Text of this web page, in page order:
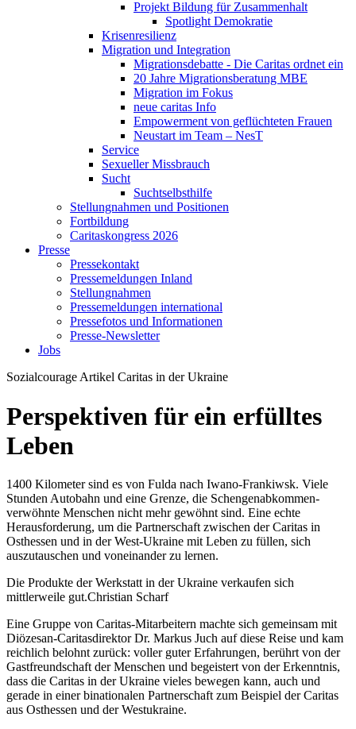
Projekt Bildung für Zusammenhalt
Spotlight Demokratie
Krisenresilienz
Migration und Integration
Migrationsdebatte - Die Caritas ordnet ein
20 Jahre Migrationsberatung MBE
Migration im Fokus
neue caritas Info
Empowerment von geflüchteten Frauen
Neustart im Team – NesT
Service
Sexueller Missbrauch
Sucht
Suchtselbsthilfe
Stellungnahmen und Positionen
Fortbildung
Caritaskongress 2026
Presse
Pressekontakt
Pressemeldungen Inland
Stellungnahmen
Pressemeldungen international
Pressefotos und Informationen
Presse-Newsletter
Jobs
Sozialcourage Artikel Caritas in der Ukraine
Perspektiven für ein erfülltes
Leben
1400 Kilometer sind es von Fulda nach Iwano-Frankiwsk. Viele
Stunden Autobahn und eine Grenze, die Schengenabkommen-
verwöhnte Menschen nicht mehr gewöhnt sind. Eine echte
Herausforderung, um die Partnerschaft zwischen der Caritas in
Osthessen und in der West-Ukraine mit Leben zu füllen, sich
auszutauschen und voneinander zu lernen.
Die Produkte der Werkstatt in der Ukraine verkaufen sich
mittlerweile gut.Christian Scharf
Eine Gruppe von Caritas-Mitarbeitern machte sich gemeinsam mit
Diözesan-Caritasdirektor Dr. Markus Juch auf diese Reise und kam
reichlich belohnt zurück: voller guter Erfahrungen, berührt von der
Gastfreundschaft der Menschen und begeistert von der Erkenntnis,
dass die Caritas in der Ukraine vieles bewegen kann, auch und
gerade in einer binationalen Partnerschaft zum Beispiel der Caritas
aus Osthessen und der Westukraine.